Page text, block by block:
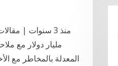
منذ 3 سنوات |
مليار دولار مع